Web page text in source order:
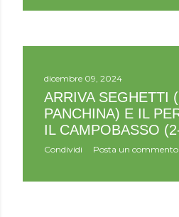
dicembre 09, 2024
ARRIVA SEGHETTI
PANCHINA) E IL
IL CAMPOBASSO
Condividi Posta un commento